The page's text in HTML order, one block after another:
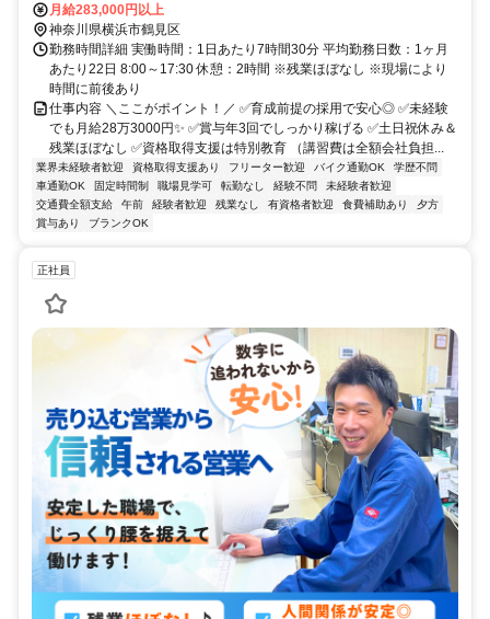
月給283,000円以上
神奈川県横浜市鶴見区
勤務時間詳細 実働時間：1日あたり7時間30分 平均勤務日数：1ヶ月
あたり22日 8:00～17:30 休憩：2時間 ※残業ほぼなし ※現場により
時間に前後あり
仕事内容 ＼ここがポイント！／ ✅育成前提の採用で安心◎ ✅未経験
でも月給28万3000円✨ ✅賞与年3回でしっかり稼げる ✅土日祝休み＆
残業ほぼなし ✅資格取得支援は特別教育 （講習費は全額会社負担...
業界未経験者歓迎 資格取得支援あり フリーター歓迎 バイク通勤OK
学歴不問
車通勤OK
固定時間制 職場見学可 転勤なし 経験不問
未経験者歓迎
交通費全額支給
午前 経験者歓迎 残業なし 有資格者歓迎 食費補助あり
夕方
賞与あり
ブランクOK
正社員